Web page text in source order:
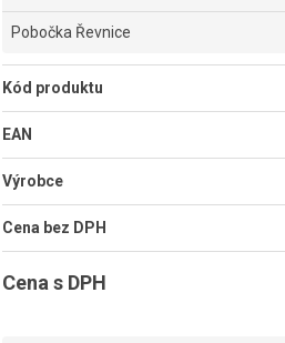
Pobočka Řevnice
Kód produktu
EAN
Výrobce
Cena bez DPH
Cena s DPH